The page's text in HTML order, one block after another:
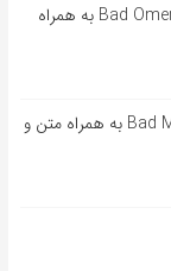
آهنگ انگلیسی Dying To Love از Bad Omens به همراه
آهنگ انگلیسی Lighters از Bad Meets Evil به همراه متن و